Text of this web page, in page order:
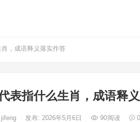
，成语释义落实作答
表指什么生肖，成语释
jifeng 发布: 2026年5月6日 90阅读 0